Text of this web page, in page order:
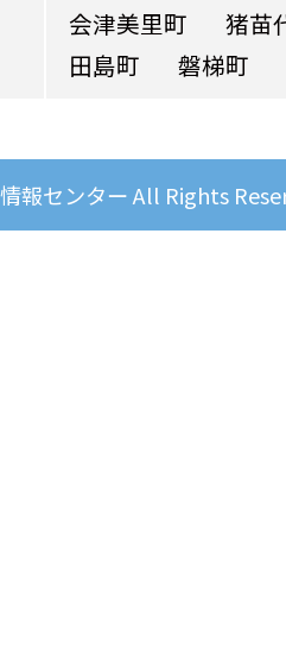
会津美里町
猪苗
田島町
磐梯町
報センター All Rights